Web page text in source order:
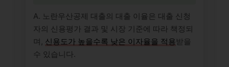
A. 노란우산공제 대출의 대출 이율은 대출 신청
자의 신용평가 결과 및 시장 기준에 따라 책정되
며, 신용도가 높을수록 낮은 이자율을 적용받을
수 있습니다.